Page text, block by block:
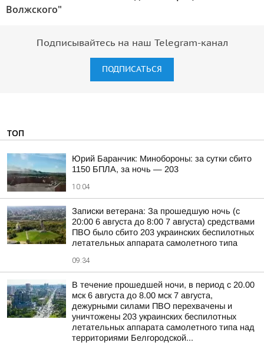
Волжского"
Подписывайтесь на наш Telegram-канал
ПОДПИСАТЬСЯ
ТОП
Юрий Баранчик: Минобороны: за сутки сбито
1150 БПЛА, за ночь — 203
10:04
Записки ветерана: За прошедшую ночь (с
20:00 6 августа до 8:00 7 августа) средствами
ПВО было сбито 203 украинских беспилотных
летательных аппарата самолетного типа
09:34
В течение прошедшей ночи, в период с 20.00
мск 6 августа до 8.00 мск 7 августа,
дежурными силами ПВО перехвачены и
уничтожены 203 украинских беспилотных
летательных аппарата самолетного типа над
территориями Белгородской...